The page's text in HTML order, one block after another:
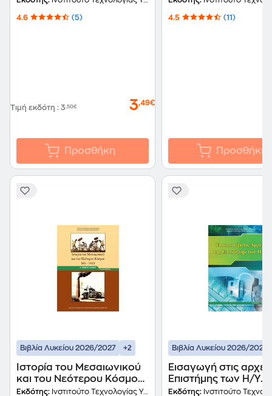
4.6 (5)
Τιμή εκδότη : 3,50€ 3,49€
Προσθήκη
4.5 (11)
Προσθήκη
Βιβλία Λυκείου 2026/2027 +2
Ιστορία του Μεσαιωνικού
και του Νεότερου Κόσμου
565 -1815 Β' Γενικού
Εκδότης: Ινστιτούτο Τεχνολογίας Υπολογιστών και Εκδόσεων Διόφαντος
Βιβλία Λυκείου 2026/2027
Εισαγωγή στις αρχές
Επιστήμης των Η/Υ
Β΄Λυκείου 22-0230
Εκδότης: Ινστιτούτο Τεχνολογίας Υπολογιστών και